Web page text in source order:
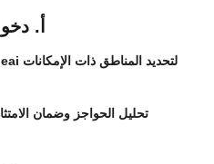
أ.
تحليل الحواجز وضمان